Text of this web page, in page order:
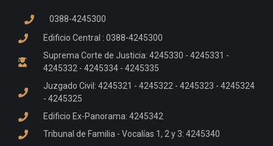
0388-4245300
Edificio Central : 0388-4245300
Suprema Corte de Justicia: 4245330 - 4245331 -
4245332 - 4245334 - 4245335
Juzgado Civil: 4245321 - 4245322 - 4245323 - 4245324
- 4245325
Edificio Ex-Panorama: 4245342
Tribunal de Familia - Vocalías 1, 2 y 3: 4245340